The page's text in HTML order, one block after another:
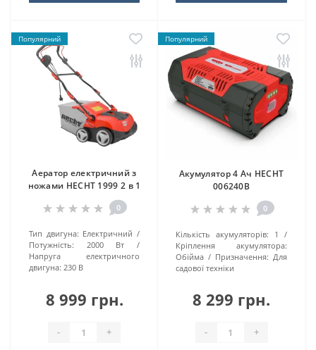
Популярний
Аератор електричний з
ножами HECHT 1999 2 в 1
0
Тип двигуна: Електричний
Потужність:
2000 Вт
Напруга електричного
двигуна: 230 В
8 999 грн.
- +
Популярний
Акумулятор 4 Ач HECHT
006240B
0
Кількість акумуляторів:
1
Кріплення акумулятора:
Обійма
Призначення: Для
садової техніки
8 299 грн.
- +